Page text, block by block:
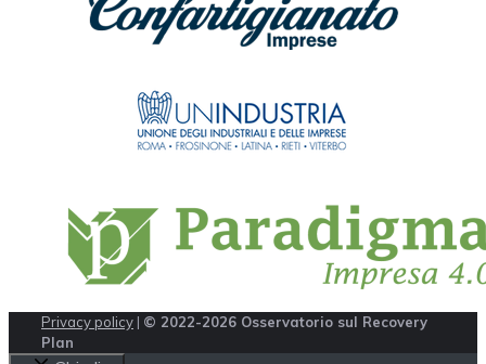
Privacy policy | © 2022-2026 Osservatorio sul Recovery
Plan